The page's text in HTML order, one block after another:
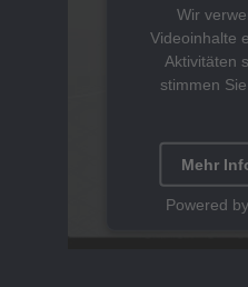
Wir
Videoinhalte
Aktivitäten
stimmen
Mehr
Powered by